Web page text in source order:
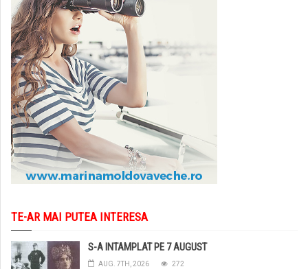
TE-AR MAI PUTEA INTERESA
S-A INTAMPLAT PE 7 AUGUST
AUG. 7TH, 2026 272